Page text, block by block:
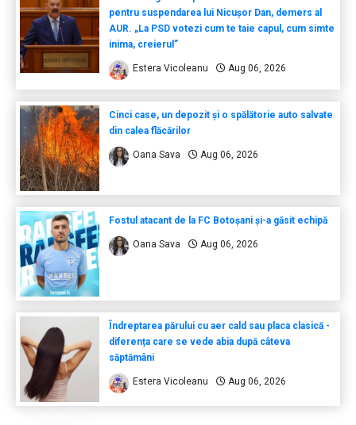
pentru suspendarea lui Nicușor Dan, demers al
AUR. „La PSD votezi cum te taie capul, cum simte
inima, creierul”
Estera Vicoleanu Aug 06, 2026
Cinci case, un depozit și o spălătorie auto salvate
din calea flăcărilor
Oana Sava Aug 06, 2026
Fostul atacant de la FC Botoșani și-a găsit echipă
Oana Sava Aug 06, 2026
Îndreptarea părului cu aer cald sau placa clasică -
diferența care se vede abia după câteva
săptămâni
Estera Vicoleanu Aug 06, 2026